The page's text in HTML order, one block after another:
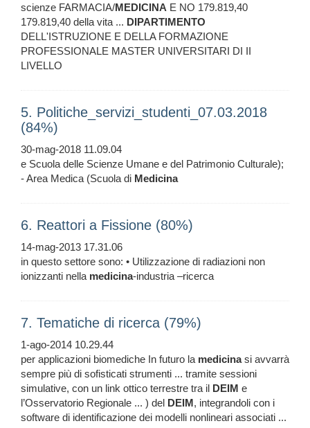
scienze FARMACIA/MEDICINA E NO 179.819,40
179.819,40 della vita ... DIPARTIMENTO
DELL'ISTRUZIONE E DELLA FORMAZIONE
PROFESSIONALE MASTER UNIVERSITARI DI II
LIVELLO
5. Politiche_servizi_studenti_07.03.2018
(84%)
30-mag-2018 11.09.04
e Scuola delle Scienze Umane e del Patrimonio Culturale);
- Area Medica (Scuola di Medicina
6. Reattori a Fissione (80%)
14-mag-2013 17.31.06
in questo settore sono: • Utilizzazione di radiazioni non
ionizzanti nella medicina-industria –ricerca
7. Tematiche di ricerca (79%)
1-ago-2014 10.29.44
per applicazioni biomediche In futuro la medicinasi avvarrà
sempre più di sofisticati strumenti ... tramite sessioni
simulative, con un link ottico terrestre tra il DEIM e
l’Osservatorio Regionale ... ) del DEIM, integrandoli con i
software di identificazione dei modelli nonlineari associati ...